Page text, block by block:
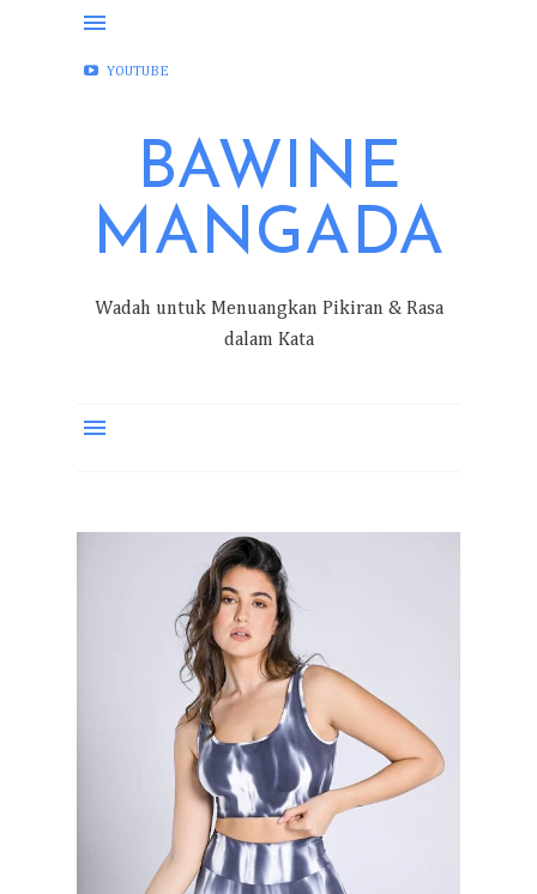
FACEBOOK
YOUTUBE
BAWINE
MANGADA
Wadah untuk Menuangkan Pikiran & Rasa
dalam Kata